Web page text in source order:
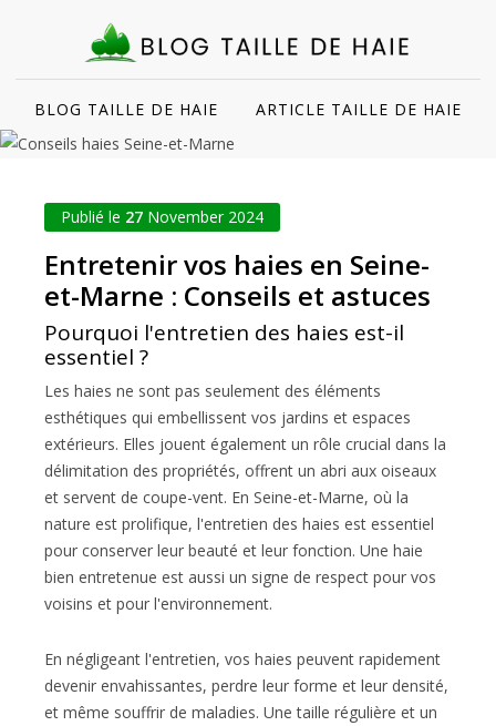
BLOG TAILLE DE HAIE ARTICLE TAILLE DE HAIE
Publié le 27 November 2024
Entretenir vos haies en Seine-
et-Marne : Conseils et astuces
Pourquoi l'entretien des haies est-il
essentiel ?
Les haies ne sont pas seulement des éléments
esthétiques qui embellissent vos jardins et espaces
extérieurs. Elles jouent également un rôle crucial dans la
délimitation des propriétés, offrent un abri aux oiseaux
et servent de coupe-vent. En Seine-et-Marne, où la
nature est prolifique, l'entretien des haies est essentiel
pour conserver leur beauté et leur fonction. Une haie
bien entretenue est aussi un signe de respect pour vos
voisins et pour l'environnement.
En négligeant l'entretien, vos haies peuvent rapidement
devenir envahissantes, perdre leur forme et leur densité,
et même souffrir de maladies. Une taille régulière et un